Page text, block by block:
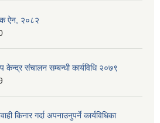
ऐन, २०८२
केन्द्र संचालन सम्बन्धी कार्यविधि २०७९
किनार गर्दा अपनाउनुपर्ने कार्यविधिका